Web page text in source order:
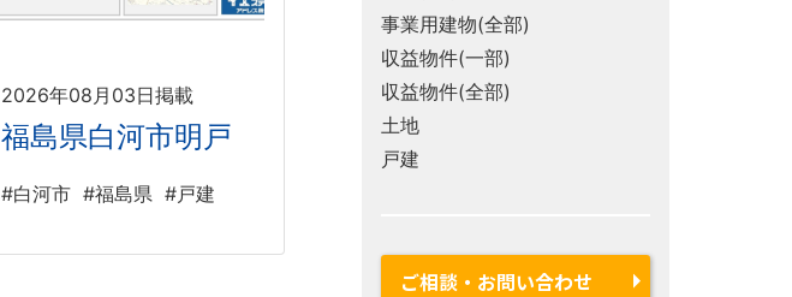
2026年08月03日掲載
福島県白河市明戸
#白河市 #福島県 #戸建
事業用建物(全部)
収益物件(一部)
収益物件(全部)
土地
戸建
ご相談・お問い合わせ